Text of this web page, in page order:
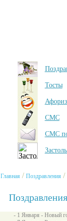
Тосты
СМС
СМС
Главная / Поздравления /
Поздравления
- 1 Января - Новый